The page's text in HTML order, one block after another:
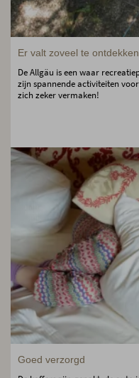
Er valt zoveel te ontdekken
De Allgäu is een waar
zijn spannende activiteiten
zich zeker vermaken!
Goed verzorgd